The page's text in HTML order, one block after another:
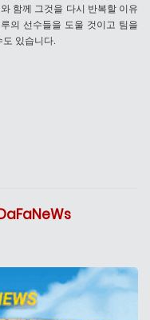
함께 그것을 다시 반복할 이유
의 선수들을 도울 것이고 팀을
있습니다.